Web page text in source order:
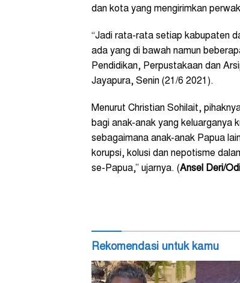
dan kota yang mengirimkan
“Jadi rata-rata setiap kabupaten
ada yang di bawah namun
Pendidikan, Perpustakaan dan
Jayapura, Senin (21/6 2021).
Menurut Christian Sohilait,
bagi anak-anak yang keluarganya
sebagaimana anak-anak Papua
korupsi, kolusi dan nepotisme
se-Papua,” ujarnya. (Ansel Deri/
Rekomendasi untuk kamu